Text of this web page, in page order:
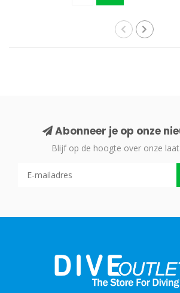
Abonneer je op onze
Blijf op de hoogte over onze